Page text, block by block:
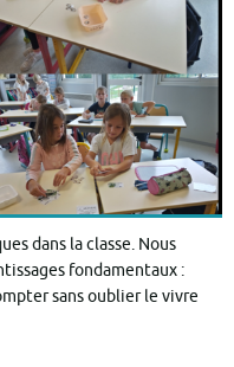
dans la classe. Nous
fondamentaux :
sans oublier le vivre